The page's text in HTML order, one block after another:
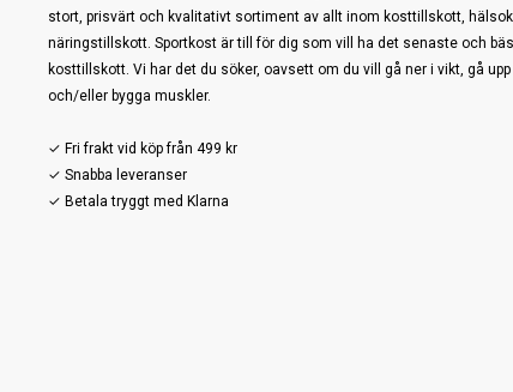
stort, prisvärt och kvalitativt sortiment av allt inom kosttillskott,
näringstillskott. Sportkost är till för dig som vill ha det senaste och
kosttillskott. Vi har det du söker, oavsett om du vill gå ner i vikt, gå
och/eller bygga muskler.
✓ Fri frakt vid köp från 499 kr
✓ Snabba leveranser
✓ Betala tryggt med Klarna